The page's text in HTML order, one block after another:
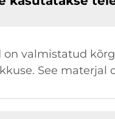
on valmistatud
See materjal